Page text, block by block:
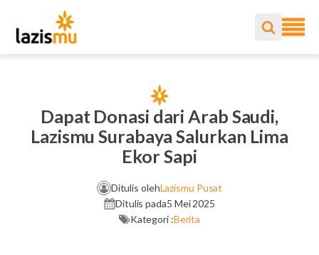
Dapat Donasi dari Arab Saudi,
Lazismu Surabaya Salurkan Lima
Ekor Sapi
Ditulis olehLazismu Pusat
Ditulis pada5 Mei 2025
Kategori :Berita